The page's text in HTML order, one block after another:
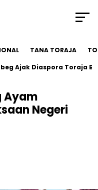
TANA TORAJA
Diaspora Toraja
Ayam
Negeri